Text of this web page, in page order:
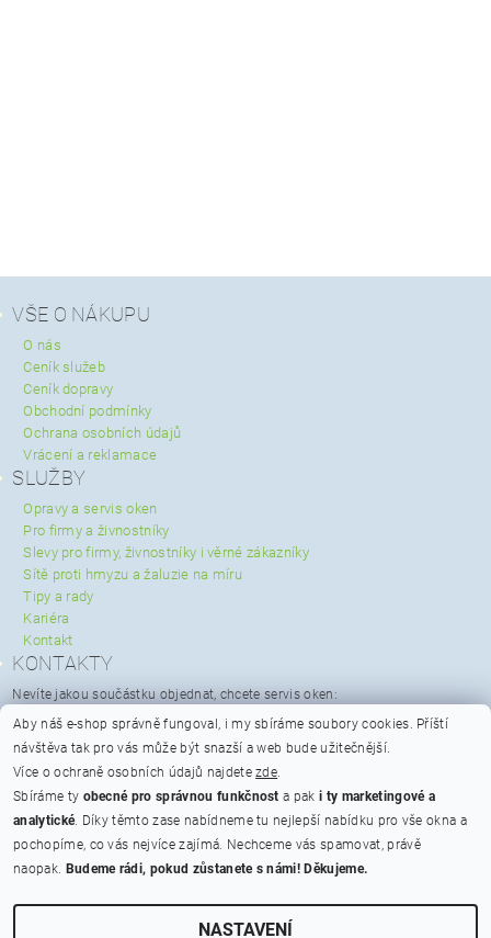
VŠE O NÁKUPU
O nás
Ceník služeb
Ceník dopravy
Obchodní podmínky
Ochrana osobních údajů
Vrácení a reklamace
SLUŽBY
Opravy a servis oken
Pro firmy a živnostníky
Slevy pro firmy, živnostníky i věrné zákazníky
Sítě proti hmyzu a žaluzie na míru
Tipy a rady
Kariéra
Kontakt
KONTAKTY
Nevíte jakou součástku objednat, chcete servis oken:
servis@spravaoken.cz
Potřebujete poradit s objednávkou:
info@spravaoken.cz
+420 608 511 355
Na bateriích 475/23, Praha 6 - Břevnov, PSČ 162 00
ikony
Aby náš e-shop správně fungoval, i my sbíráme soubory cookies. Příští
návštěva tak pro vás může být snazší a web bude užitečnější.
Více o ochraně osobních údajů najdete zde.
Sbíráme ty obecné pro správnou funkčnost a paki ty marketingové a
analytické. Díky těmto zase nabídneme tu nejlepší nabídku pro vše okna a
pochopíme, co vás nejvíce zajímá. Nechceme vás spamovat, právě
naopak. Budeme rádi, pokud zůstanete s námi! Děkujeme.
NASTAVENÍ